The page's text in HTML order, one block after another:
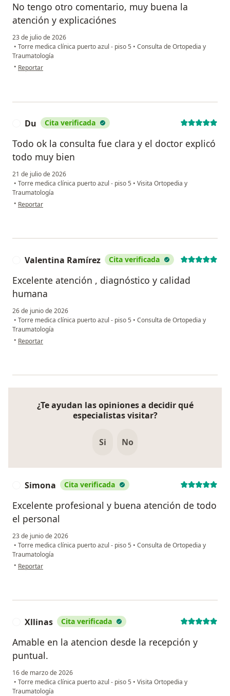
No tengo otro comentario, muy buena la
atención y explicaciónes
23 de julio de 2026
• Torre medica clínica puerto azul - piso 5 • Consulta de Ortopedia y
Traumatología
• en opinión del usuario Rosaura
Reportar
Du Cita verificada
Todo ok la consulta fue clara y el doctor explicó
todo muy bien
21 de julio de 2026
• Torre medica clínica puerto azul - piso 5 • Visita Ortopedia y
Traumatología
• en opinión del usuario Du
Reportar
Valentina Ramírez Cita verificada
Excelente atención , diagnóstico y calidad
humana
26 de junio de 2026
• Torre medica clínica puerto azul - piso 5 • Consulta de Ortopedia y
Traumatología
• en opinión del usuario Valentina Ramírez
Reportar
¿Te ayudan las opiniones a decidir qué
especialistas visitar?
Si No
Simona Cita verificada
Excelente profesional y buena atención de todo
el personal
23 de junio de 2026
• Torre medica clínica puerto azul - piso 5 • Consulta de Ortopedia y
Traumatología
• en opinión del usuario Simona
Reportar
Xllinas Cita verificada
Amable en la atencion desde la recepción y
puntual.
16 de marzo de 2026
• Torre medica clínica puerto azul - piso 5 • Visita Ortopedia y
Traumatología